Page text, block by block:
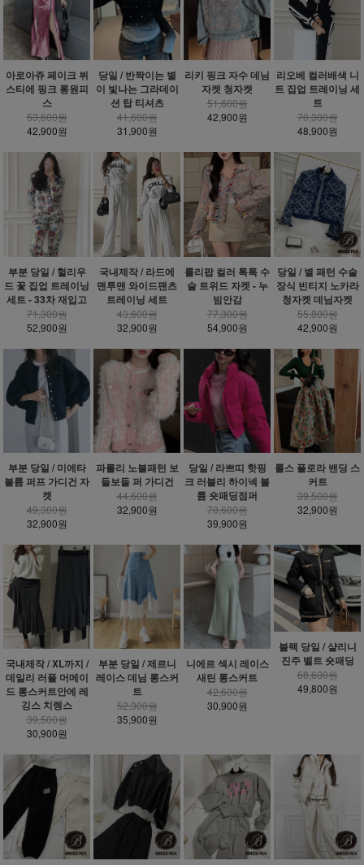
아로아쥬 페이크 뷔
스티에 핑크 롱원피
스
53,600원
42,900원
당일 / 반짝이는 별
이 빛나는 그라데이
션 탑 티셔츠
41,600원
31,900원
리키 핑크 자수 데님
자켓 청자켓
51,600원
42,900원
리오베 컬러배색 니
트 집업 트레이닝 세
트
70,300원
48,900원
부분 당일 / 헐리우
드 꽃 집업 트레이닝
세트 - 33차 재입고
71,300원
52,900원
국내제작 / 라드에
맨투맨 와이드팬츠
트레이닝 세트
43,600원
32,900원
롤리팝 컬러 톡톡 수
술 트위드 자켓 - 누
빔안감
77,300원
54,900원
당일 / 별 패턴 수술
장식 빈티지 노카라
청자켓 데님자켓
55,800원
42,900원
부분 당일 / 미에타
볼륨 퍼프 가디건 자
켓
49,300원
32,900원
파를리 노블패턴 보
들보들 퍼 가디건
44,600원
32,900원
당일 / 라쁘띠 핫핑
크 러블리 하이넥 볼
륨 숏패딩점퍼
70,600원
39,900원
롤스 플로라 밴딩 스
커트
39,500원
32,900원
국내제작 / XL까지 /
데일리 러플 머메이
드 롱스커트안에 레
깅스 치렝스
39,500원
30,900원
부분 당일 / 제르니
레이스 데님 롱스커
트
52,300원
35,900원
니에르 섹시 레이스
새틴 롱스커트
42,600원
30,900원
블랙 당일 / 샬리니
진주 벨트 숏패딩
68,600원
49,800원